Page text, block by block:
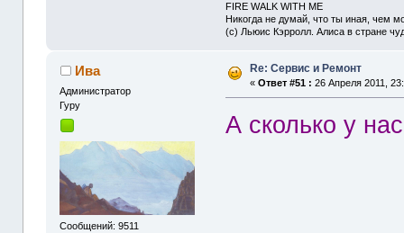
FIRE WALK WITH ME
Никогда не думай, что ты иная, чем
(с) Льюис Кэрролл. Алиса в стране
Ива
Администрaтор
Гуру
Сообщений: 9511
Re: Сервис и Ремонт
«Ответ #51 : 26 Апреля 2011,
А сколько у